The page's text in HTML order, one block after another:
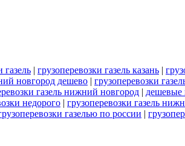
газель | грузоперевозки газель казань |
новгород дешево | грузоперевозки
газель нижний новгород | дешевые
недорого | грузоперевозки газель
газелью по россии |